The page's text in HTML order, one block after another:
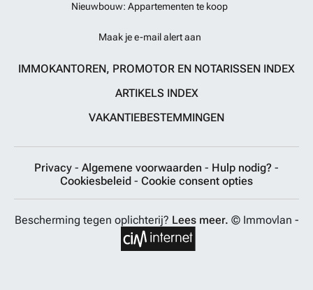
Nieuwbouw: Appartementen te koop
Maak je e-mail alert aan
IMMOKANTOREN, PROMOTOR EN NOTARISSEN INDEX
ARTIKELS INDEX
VAKANTIEBESTEMMINGEN
Privacy - Algemene voorwaarden - Hulp nodig? -
Cookiesbeleid - Cookie consent opties
Bescherming tegen oplichterij? Lees meer. © Immovlan -